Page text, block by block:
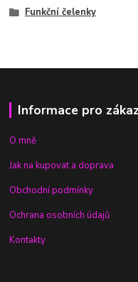
Funkční čelenky
Informace pro
O mně
Jak na kupovat a doprava
Obchodní podmínky
Ochrana osobních údajů
Kontakty